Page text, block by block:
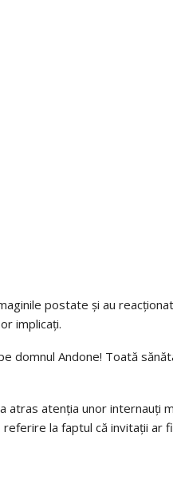
postate și au
implicați.
domnul Andone! Toată
atras atenția unor internauți
la faptul că invitații ar